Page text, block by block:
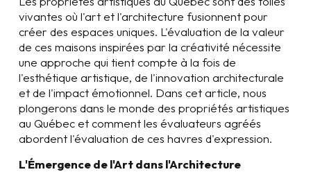
vivantes où l'art et l'architecture fusionnent pour
créer des espaces uniques. L'évaluation de la valeur
de ces maisons inspirées par la créativité nécessite
une approche qui tient compte à la fois de
l'esthétique artistique, de l'innovation architecturale
et de l'impact émotionnel. Dans cet article, nous
plongerons dans le monde des propriétés artistiques
au Québec et comment les évaluateurs agréés
abordent l'évaluation de ces havres d'expression.
L'Émergence de l'Art dans l'Architecture